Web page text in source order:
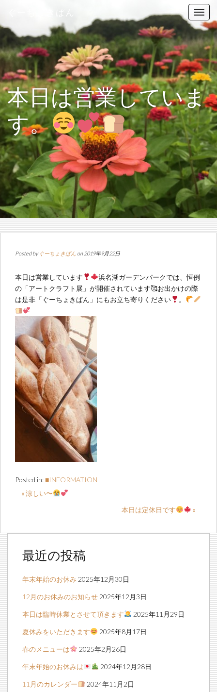
T
o
g
l
e
n
a
v
i
g
a
t
i
o
n
本日は営業していま
す。
Posted by ぐーちょきぱん on 2019年9月22日
本日は営業しています
浜名湖ガーデンパークでは、恒例
の「アートクラフト展」が開催されています🥰お出かけの際
は是非「ぐーちょきぱん」にもお立ち寄りください
。
Posted in:■INFORMATION
« 涼しい〜
本日は定休日です
»
最近の投稿
年末年始のお休み 2025年12月30日
12月のお休みのお知らせ 2025年12月3日
本日は臨時休業とさせて頂きます 2025年11月29日
夏休みをいただきます 2025年8月17日
春のメニューは 2025年2月26日
年末年始のお休みは 2024年12月28日
11月のカレンダー 2024年11月2日